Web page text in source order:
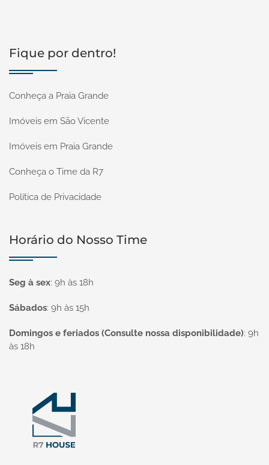
Fique por dentro!
Conheça a Praia Grande
Imóveis em São Vicente
Imóveis em Praia Grande
Conheça o Time da R7
Política de Privacidade
Horário do Nosso Time
Seg à sex: 9h às 18h
Sábados: 9h às 15h
Domingos e feriados (Consulte nossa disponibilidade): 9h
às 18h